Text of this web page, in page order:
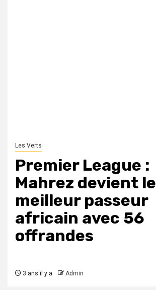
Les Verts
Premier League :
Mahrez devient le
meilleur passeur
africain avec 56
offrandes
3 ans il y a Admin